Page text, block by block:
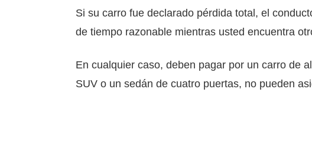
Si su carro fue declarado pérdida total, el
de tiempo razonable mientras usted encuentra
En cualquier caso, deben pagar por un carro de
SUV o un sedán de cuatro puertas, no pueden